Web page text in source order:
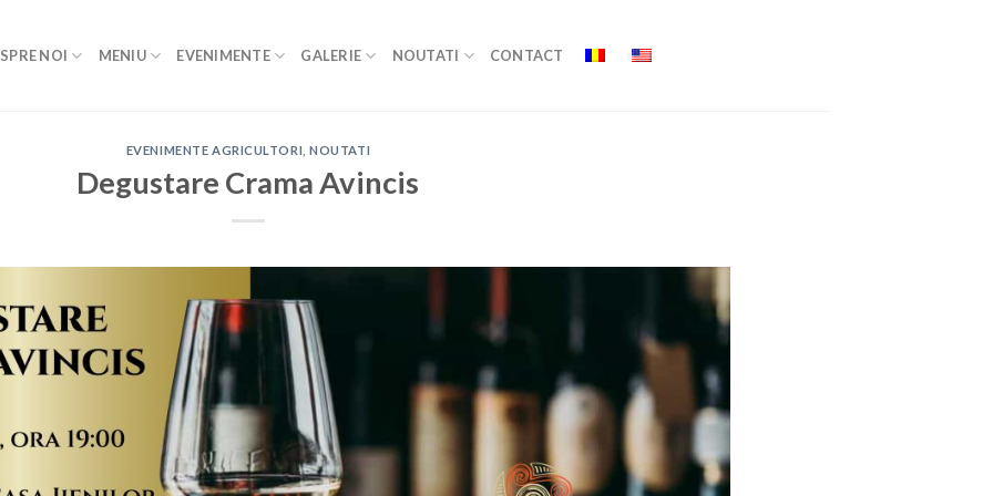
NOI MENIU EVENIMENTE GALERIE NOUTATI CONTACT
EVENIMENTE AGRICULTORI ,NOUTATI
Degustare Crama Avincis